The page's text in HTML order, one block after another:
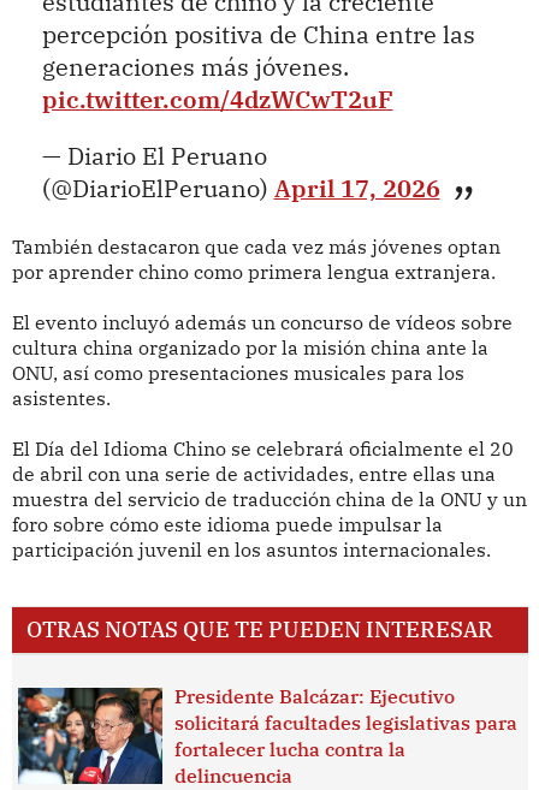
percepción positiva de China entre las
generaciones más jóvenes.
pic.twitter.com/4dzWCwT2uF
— Diario El Peruano
(@DiarioElPeruano) April 17, 2026
También destacaron que cada vez más jóvenes optan
por aprender chino como primera lengua extranjera.
El evento incluyó además un concurso de vídeos sobre
cultura china organizado por la misión china ante la
ONU, así como presentaciones musicales para los
asistentes.
El Día del Idioma Chino se celebrará oficialmente el 20
de abril con una serie de actividades, entre ellas una
muestra del servicio de traducción china de la ONU y un
foro sobre cómo este idioma puede impulsar la
participación juvenil en los asuntos internacionales.
OTRAS NOTAS QUE TE PUEDEN INTERESAR
Presidente Balcázar: Ejecutivo
solicitará facultades legislativas para
fortalecer lucha contra la
delincuencia